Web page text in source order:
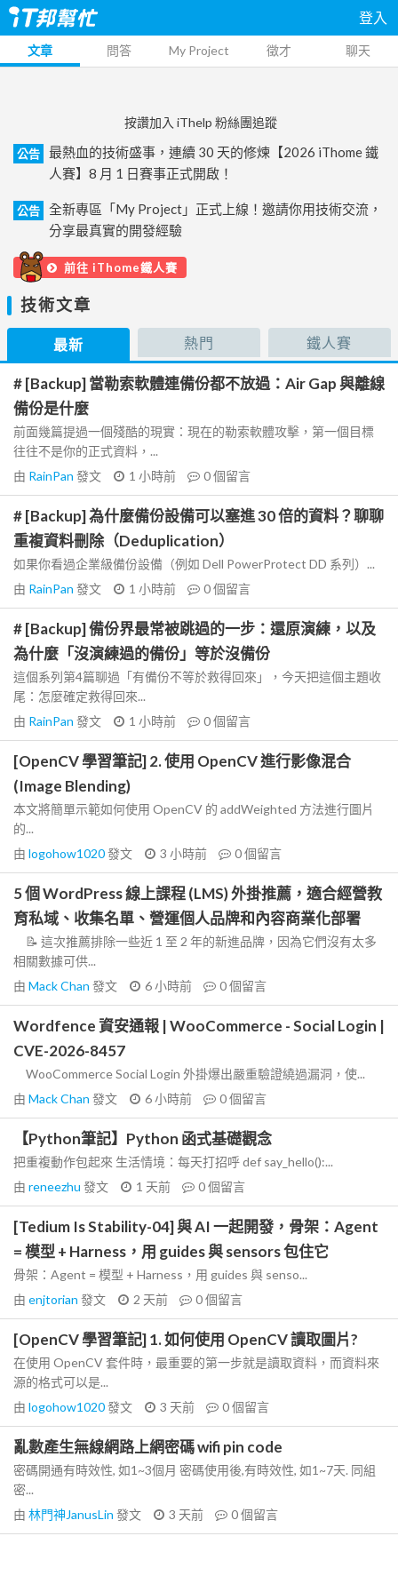
登入
文章 問答 My Project 徵才 聊天
按讚加入 iThelp 粉絲團追蹤
公告
最熱血的技術盛事，連續 30 天的修煉【2026 iThome 鐵
人賽】8 月 1 日賽事正式開啟！
公告
全新專區「My Project」正式上線！邀請你用技術交流，
分享最真實的開發經驗
前往 iThome鐵人賽
技術文章
最新 熱門 鐵人賽
# [Backup] 當勒索軟體連備份都不放過：Air Gap 與離線
備份是什麼
前面幾篇提過一個殘酷的現實：現在的勒索軟體攻擊，第一個目標
往往不是你的正式資料，...
由 RainPan 發文 1 小時前 0個留言
# [Backup] 為什麼備份設備可以塞進 30 倍的資料？聊聊
重複資料刪除（Deduplication）
如果你看過企業級備份設備（例如 Dell PowerProtect DD 系列）...
由 RainPan 發文 1 小時前 0個留言
# [Backup] 備份界最常被跳過的一步：還原演練，以及
為什麼「沒演練過的備份」等於沒備份
這個系列第4篇聊過「有備份不等於救得回來」，今天把這個主題收
尾：怎麼確定救得回來...
由 RainPan 發文 1 小時前 0個留言
[OpenCV 學習筆記] 2. 使用 OpenCV 進行影像混合
(Image Blending)
本文將簡單示範如何使用 OpenCV 的 addWeighted 方法進行圖片
的...
由 logohow1020發文 3 小時前 0個留言
5 個 WordPress 線上課程 (LMS) 外掛推薦，適合經營教
育私域、收集名單、營運個人品牌和內容商業化部署
📝 這次推薦排除一些近 1 至 2 年的新進品牌，因為它們沒有太多
相關數據可供...
由 Mack Chan 發文 6 小時前 0個留言
Wordfence 資安通報 | WooCommerce - Social Login |
CVE-2026-8457
WooCommerce Social Login 外掛爆出嚴重驗證繞過漏洞，使...
由 Mack Chan 發文 6 小時前 0個留言
【Python筆記】Python 函式基礎觀念
把重複動作包起來 生活情境：每天打招呼 def say_hello():...
由 reneezhu 發文 1 天前 0個留言
[Tedium Is Stability-04] 與 AI 一起開發，骨架：Agent
= 模型 + Harness，用 guides 與 sensors 包住它
骨架：Agent = 模型 + Harness，用 guides 與 senso...
由 enjtorian 發文 2 天前 0個留言
[OpenCV 學習筆記] 1. 如何使用 OpenCV 讀取圖片?
在使用 OpenCV 套件時，最重要的第一步就是讀取資料，而資料來
源的格式可以是...
由 logohow1020發文 3 天前 0個留言
亂數產生無線網路上網密碼 wifi pin code
密碼開通有時效性, 如1~3個月 密碼使用後,有時效性, 如1~7天. 同組
密...
由 林門神JanusLin 發文 3 天前 0個留言